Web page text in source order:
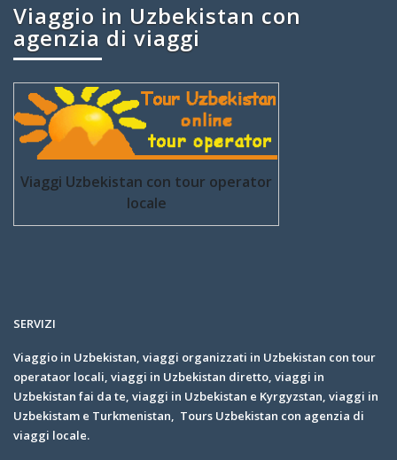
Viaggio in Uzbekistan con
agenzia di viaggi
Viaggi Uzbekistan con tour operator
locale
SERVIZI
Viaggio in Uzbekistan, viaggi organizzati in Uzbekistan con tour
operataor locali, viaggi in Uzbekistan diretto, viaggi in
Uzbekistan fai da te, viaggi in Uzbekistan e Kyrgyzstan, viaggi in
Uzbekistam e Turkmenistan, Tours Uzbekistan con agenzia di
viaggi locale.